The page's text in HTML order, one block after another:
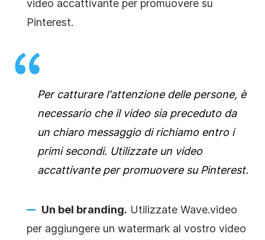
video accattivante per promuovere su
Pinterest.
Per catturare l'attenzione delle persone, è
necessario che il video sia preceduto da
un chiaro messaggio di richiamo entro i
primi secondi. Utilizzate un video
accattivante per promuovere su Pinterest.
Un bel branding. Utilizzate Wave.video
per aggiungere un watermark al vostro video